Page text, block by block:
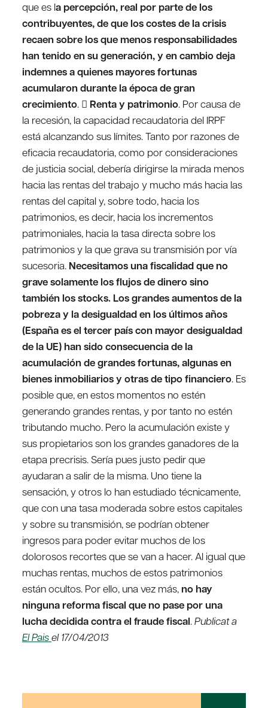
que es la percepción, real por parte de los
contribuyentes, de que los costes de la crisis
recaen sobre los que menos responsabilidades
han tenido en su generación, y en cambio deja
indemnes a quienes mayores fortunas
acumularon durante la época de gran
crecimiento.  Renta y patrimonio. Por causa de
la recesión, la capacidad recaudatoria del IRPF
está alcanzando sus límites. Tanto por razones de
eficacia recaudatoria, como por consideraciones
de justicia social, debería dirigirse la mirada menos
hacia las rentas del trabajo y mucho más hacia las
rentas del capital y, sobre todo, hacia los
patrimonios, es decir, hacia los incrementos
patrimoniales, hacia la tasa directa sobre los
patrimonios y la que grava su transmisión por vía
sucesoria. Necesitamos una fiscalidad que no
grave solamente los flujos de dinero sino
también los stocks. Los grandes aumentos de la
pobreza y la desigualdad en los últimos años
(España es el tercer país con mayor desigualdad
de la UE) han sido consecuencia de la
acumulación de grandes fortunas, algunas en
bienes inmobiliarios y otras de tipo financiero. Es
posible que, en estos momentos no estén
generando grandes rentas, y por tanto no estén
tributando mucho. Pero la acumulación existe y
sus propietarios son los grandes ganadores de la
etapa precrisis. Sería pues justo pedir que
ayudaran a salir de la misma. Uno tiene la
sensación, y otros lo han estudiado técnicamente,
que con una tasa moderada sobre estos capitales
y sobre su transmisión, se podrían obtener
ingresos para poder evitar muchos de los
dolorosos recortes que se van a hacer. Al igual que
muchas rentas, muchos de estos patrimonios
están ocultos. Por ello, una vez más, no hay
ninguna reforma fiscal que no pase por una
lucha decidida contra el fraude fiscal.Publicat a
El Paisel 17/04/2013